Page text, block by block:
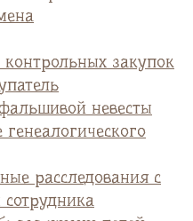
закупок
невесты
генеалогического
расследования с